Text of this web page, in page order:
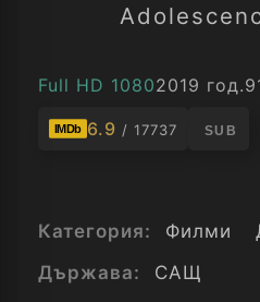
Full HD 10802019 год.
IMDb 6.9 / 17737 SUB
Категория: Филми
Държава:
САЩ